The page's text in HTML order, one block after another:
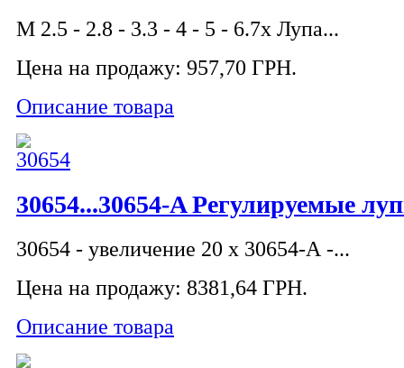
M 2.5 - 2.8 - 3.3 - 4 - 5 - 6.7x Лупа...
Цена на продажу: 957,70 ГРН.
Описание товара
30654...30654-A Регулируемые
30654 - увеличение 20 x 30654-А -...
Цена на продажу: 8381,64 ГРН.
Описание товара